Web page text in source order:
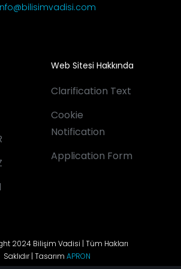
Web Sitesi Hakkında
Clarification Text
Cookie
Notification
Application Form
2024 Bilişim Vadisi | Tüm Hakları
Saklıdır | Tasarım APRON